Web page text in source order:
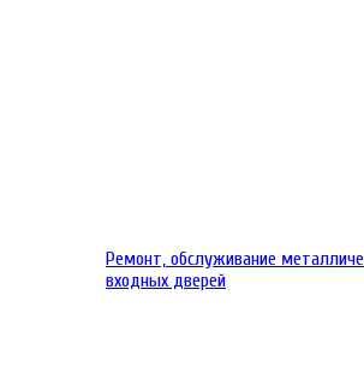
Ремонт, обслуживание
входных дверей